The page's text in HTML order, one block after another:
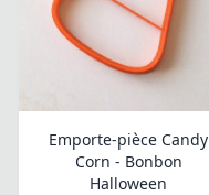
Emporte-pièce Candy
Corn - Bonbon
Halloween